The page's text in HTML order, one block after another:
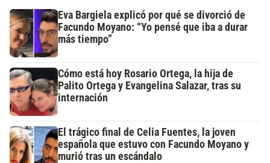
Eva Bargiela explicó por qué se divorció de
Facundo Moyano: “Yo pensé que iba a durar
más tiempo”
Cómo está hoy Rosario Ortega, la hija de
Palito Ortega y Evangelina Salazar, tras su
internación
El trágico final de Celia Fuentes, la joven
española que estuvo con Facundo Moyano y
murió tras un escándalo